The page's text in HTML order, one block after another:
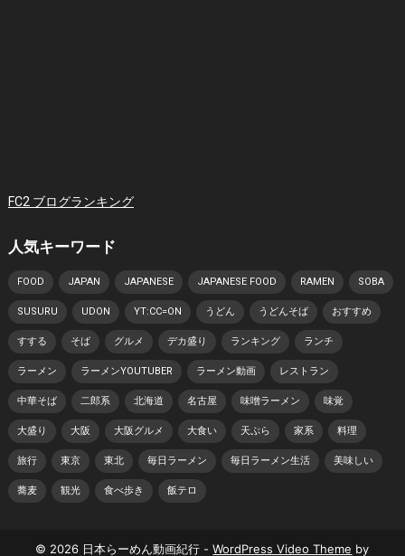
FC2 ブログランキング
人気キーワード
FOOD JAPAN JAPANESE JAPANESE FOOD RAMEN SOBA
SUSURU UDON YT:CC=ON うどん うどんそば おすすめ
すする そば グルメ デカ盛り ランキング ランチ
ラーメン ラーメンYOUTUBER ラーメン動画 レストラン
中華そば 二郎系 北海道 名古屋 味噌ラーメン 味覚
大盛り 大阪 大阪グルメ 大食い 天ぷら 家系 料理
旅行 東京 東北 毎日ラーメン 毎日ラーメン生活 美味しい
蕎麦 観光 食べ歩き 飯テロ
© 2026 日本らーめん動画紀行 -WordPress Video Theme by